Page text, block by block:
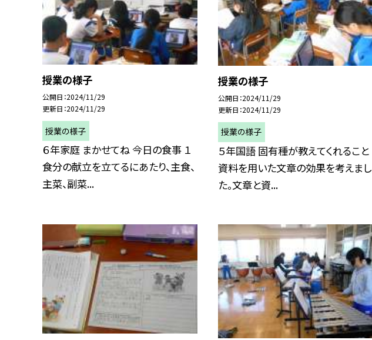
授業の様子
公開日 2024/11/29
更新日 2024/11/29
授業の様子
６年家庭 まかせてね 今日の食事 １
食分の献立を立てるにあたり、主食、
主菜、副菜...
授業の様子
公開日 2024/11/29
更新日 2024/11/29
授業の様子
５年国語 固有種が教えてくれること
資料を用いた文章の効果を考えまし
た。文章と資...